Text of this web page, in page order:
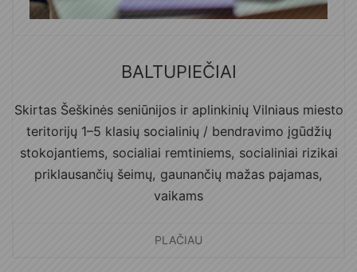
BALTUPIEČIAI
Skirtas Šeškinės seniūnijos ir aplinkinių Vilniaus miesto
teritorijų 1–5 klasių socialinių / bendravimo įgūdžių
stokojantiems, socialiai remtiniems, socialiniai rizikai
priklausančių šeimų, gaunančių mažas pajamas,
vaikams
PLAČIAU